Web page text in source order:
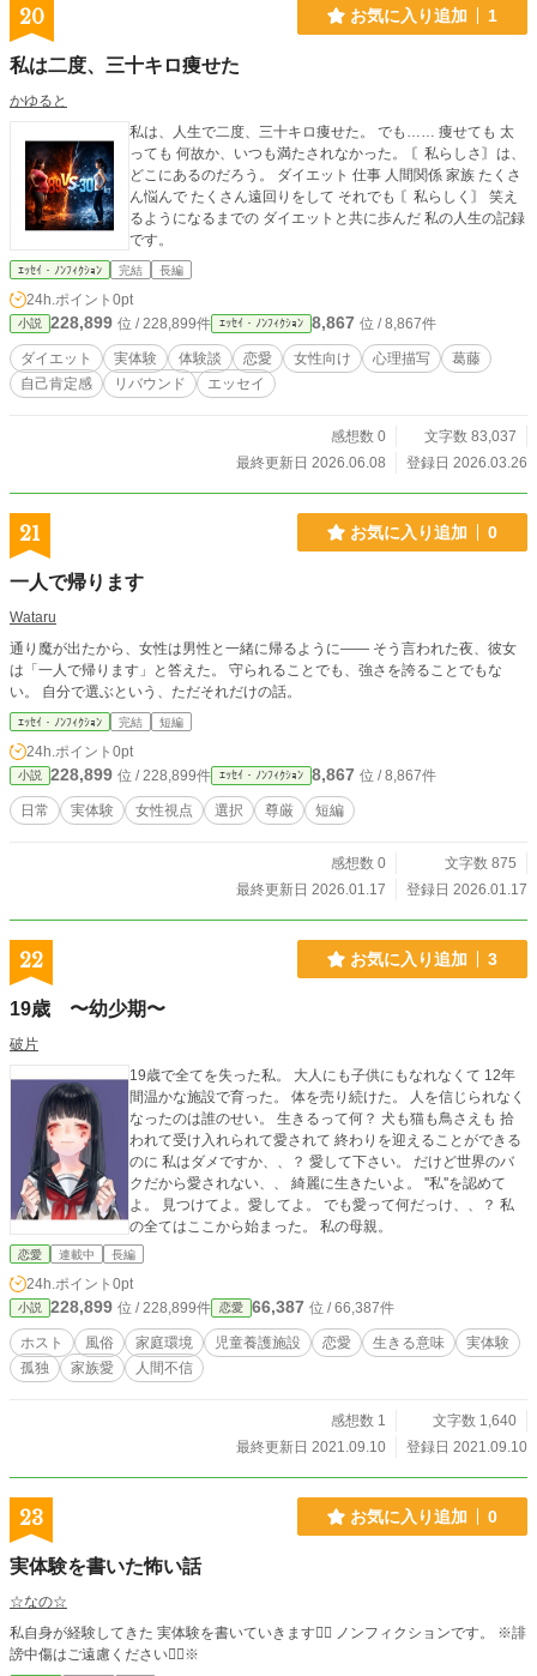
20 お気に入り追加 1
私は二度、三十キロ痩せた
かゆると
私は、人生で二度、三十キロ痩せた。 でも…… 痩せても 太
っても 何故か、いつも満たされなかった。 〘私らしさ〙は、
どこにあるのだろう。 ダイエット 仕事 人間関係 家族 たくさ
ん悩んで たくさん遠回りをして それでも 〘私らしく〙 笑え
るようになるまでの ダイエットと共に歩んだ 私の人生の記録
です。
ｴｯｾｲ・ﾉﾝﾌｨｸｼｮﾝ 完結 長編
24h.ポイント 0pt
小説 228,899 位 / 228,899件 ｴｯｾｲ・ﾉﾝﾌｨｸｼｮﾝ 8,867 位 / 8,867件
ダイエット 実体験 体験談 恋愛 女性向け 心理描写
葛藤
自己肯定感
リバウンド エッセイ
感想数 0
文字数 83,037
最終更新日 2026.06.08
登録日 2026.03.26
21 お気に入り追加 0
一人で帰ります
Wataru
通り魔が出たから、女性は男性と一緒に帰るように―― そう言われた夜、彼女
は「一人で帰ります」と答えた。 守られることでも、強さを誇ることでもな
い。 自分で選ぶという、ただそれだけの話。
ｴｯｾｲ・ﾉﾝﾌｨｸｼｮﾝ 完結 短編
24h.ポイント 0pt
小説 228,899 位 / 228,899件 ｴｯｾｲ・ﾉﾝﾌｨｸｼｮﾝ 8,867 位 / 8,867件
日常 実体験 女性視点 選択 尊厳 短編
感想数 0
文字数 875
最終更新日 2026.01.17
登録日 2026.01.17
22 お気に入り追加 3
19歳 〜幼少期〜
破片
19歳で全てを失った私。 大人にも子供にもなれなくて 12年
間温かな施設で育った。 体を売り続けた。 人を信じられなく
なったのは誰のせい。 生きるって何？ 犬も猫も鳥さえも 拾
われて受け入れられて愛されて 終わりを迎えることができる
のに 私はダメですか、、？ 愛して下さい。 だけど世界のバ
クだから愛されない、、 綺麗に生きたいよ。 ''私''を認めて
よ。 見つけてよ。愛してよ。 でも愛って何だっけ、、？ 私
の全てはここから始まった。 私の母親。
恋愛 連載中 長編
24h.ポイント 0pt
小説 228,899 位 / 228,899件 恋愛 66,387 位 / 66,387件
ホスト 風俗 家庭環境 児童養護施設 恋愛 生きる意味
実体験
孤独
家族愛 人間不信
感想数 1
文字数 1,640
最終更新日 2021.09.10
登録日 2021.09.10
23 お気に入り追加 0
実体験を書いた怖い話
☆なの☆
私自身が経験してきた 実体験を書いていきます🙇‍♂️ ノンフィクションです。 ※誹
謗中傷はご遠慮ください🙇‍♂️※